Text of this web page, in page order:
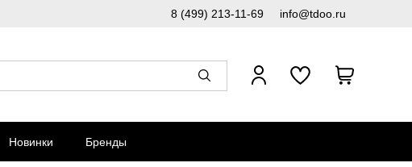
8 (499) 213-11-69 info@tdoo.ru
Новинки Бренды